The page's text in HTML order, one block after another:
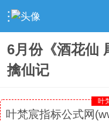
› 社区精选 › 专栏更新 ›
6月份《酒花
擒仙记
叶
叶梵宸指标公式网